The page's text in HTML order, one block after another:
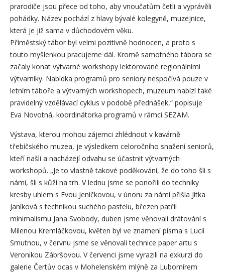
prarodiče jsou přece od toho, aby vnoučatům četli a vyprávěli
pohádky. Název pochází z hlavy bývalé kolegyně, muzejnice,
která je již sama v důchodovém věku.
Příměstský tábor byl velmi pozitivně hodnocen, a proto s
touto myšlenkou pracujeme dál. Kromě samotného tábora se
začaly konat výtvarné workshopy lektorované regionálními
výtvarníky. Nabídka programů pro seniory nespočívá pouze v
letním táboře a výtvarných workshopech, muzeum nabízí také
pravidelný vzdělávací cyklus v podobě přednášek,“ popisuje
Eva Novotná, koordinátorka programů v rámci SEZAM.
Výstava, kterou mohou zájemci zhlédnout v kavárně
třebíčského muzea, je výsledkem celoročního snažení seniorů,
kteří našli a nacházejí odvahu se účastnit výtvarných
workshopů. „Je to vlastně takové poděkování, že do toho šli s
námi, šli s kůží na trh. V lednu jsme se ponořili do techniky
kresby uhlem s Evou Jeníčkovou, v únoru za námi přišla Jitka
Janíková s technikou suchého pastelu, březen patřil
minimalismu Jana Svobody, duben jsme věnovali drátování s
Milenou Kremláčkovou, květen byl ve znamení písma s Lucií
Smutnou, v červnu jsme se věnovali technice paper artu s
Veronikou Zábršovou. V červenci jsme vyrazili na exkurzi do
galerie Čertův ocas v Mohelenském mlýně za Lubomírem